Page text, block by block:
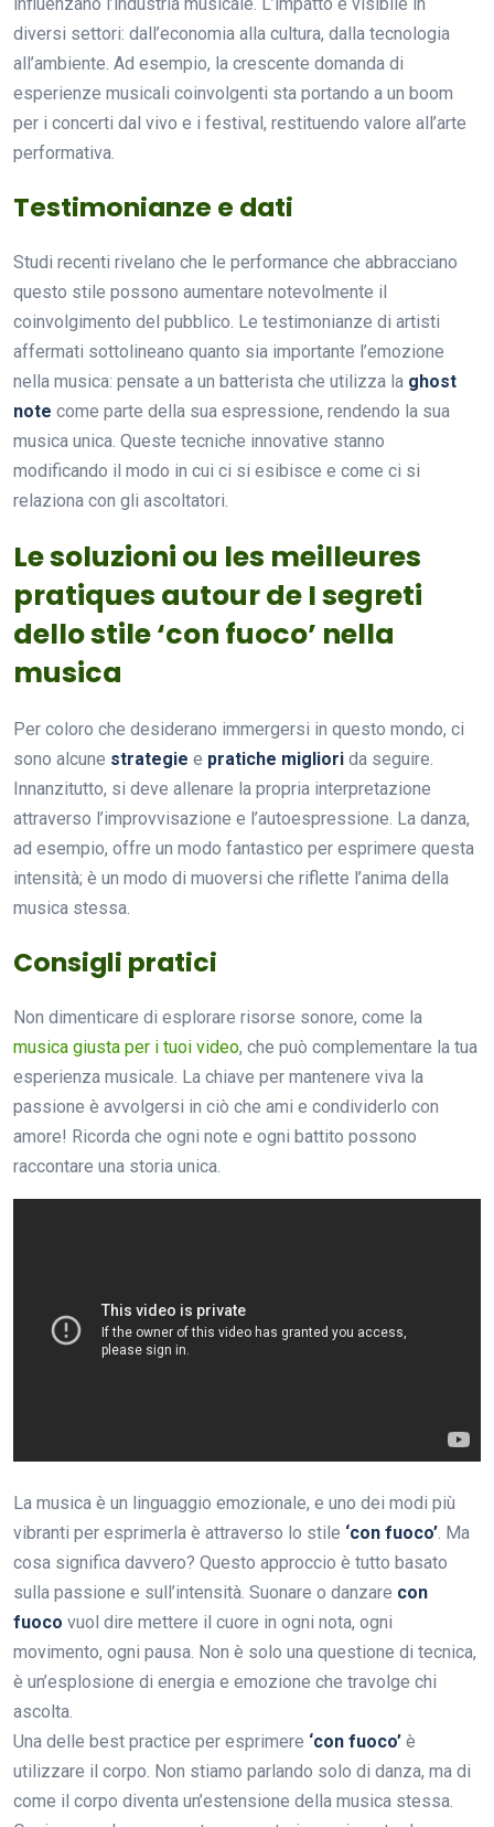
diversi settori: dall’economia alla cultura, dalla tecnologia
all’ambiente. Ad esempio, la crescente domanda di
esperienze musicali coinvolgenti sta portando a un boom
per i concerti dal vivo e i festival, restituendo valore all’arte
performativa.
Testimonianze e dati
Studi recenti rivelano che le performance che abbracciano
questo stile possono aumentare notevolmente il
coinvolgimento del pubblico. Le testimonianze di artisti
affermati sottolineano quanto sia importante l’emozione
nella musica: pensate a un batterista che utilizza la ghost
note come parte della sua espressione, rendendo la sua
musica unica. Queste tecniche innovative stanno
modificando il modo in cui ci si esibisce e come ci si
relaziona con gli ascoltatori.
Le soluzioni ou les meilleures
pratiques autour de I segreti
dello stile ‘con fuoco’ nella
musica
Per coloro che desiderano immergersi in questo mondo, ci
sono alcune strategie e pratiche migliori da seguire.
Innanzitutto, si deve allenare la propria interpretazione
attraverso l’improvvisazione e l’autoespressione. La danza,
ad esempio, offre un modo fantastico per esprimere questa
intensità; è un modo di muoversi che riflette l’anima della
musica stessa.
Consigli pratici
Non dimenticare di esplorare risorse sonore, come la
musica giusta per i tuoi video, che può complementare la tua
esperienza musicale. La chiave per mantenere viva la
passione è avvolgersi in ciò che ami e condividerlo con
amore! Ricorda che ogni note e ogni battito possono
raccontare una storia unica.
La musica è un linguaggio emozionale, e uno dei modi più
vibranti per esprimerla è attraverso lo stile ‘con fuoco’. Ma
cosa significa davvero? Questo approccio è tutto basato
sulla passione e sull’intensità. Suonare o danzare con
fuoco vuol dire mettere il cuore in ogni nota, ogni
movimento, ogni pausa. Non è solo una questione di tecnica,
è un’esplosione di energia e emozione che travolge chi
ascolta.
Una delle best practice per esprimere ‘con fuoco’ è
utilizzare il corpo. Non stiamo parlando solo di danza, ma di
come il corpo diventa un’estensione della musica stessa.